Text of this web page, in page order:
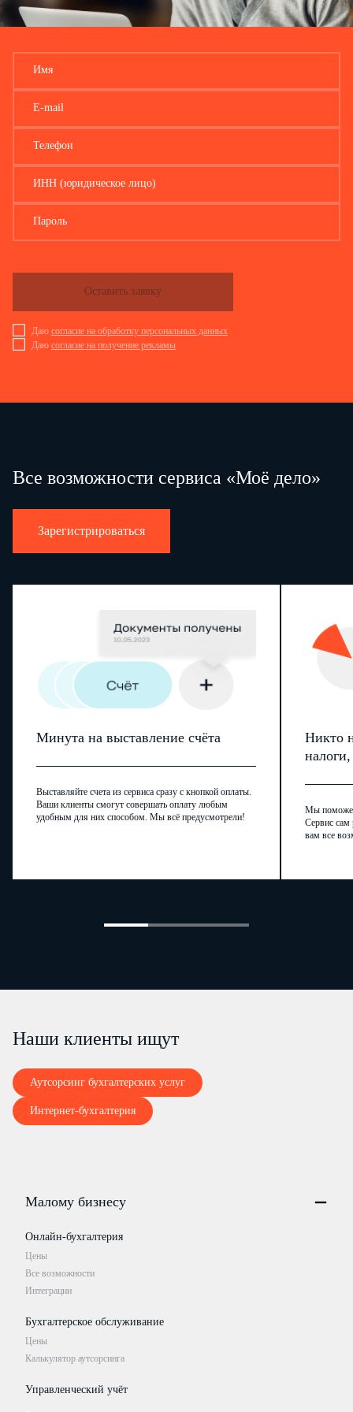
Имя
E-mail
Телефон
ИНН (юридическое лицо)
Пароль
Даю согласие на обработку персональных данных
Даю согласие на получение рекламы
Оставить заявку
Все возможности сервиса «Моё дело»
Зарегистрироваться
Минута на выставление счёта
Выставляйте счета из сервиса сразу с кнопкой оплаты.
Ваши клиенты смогут совершать оплату любым
удобным для них способом. Мы всё предусмотрели!
Никто
Мы
Сервис сам
вам все
Наши клиенты ищут
Аутсорсинг бухгалтерских услуг
Интернет-бухгалтерия
Малому бизнесу
Онлайн-бухгалтерия
Цены
Все возможности
Интеграции
Бухгалтерское обслуживание
Цены
Калькулятор аутсорсинга
Управленческий учёт